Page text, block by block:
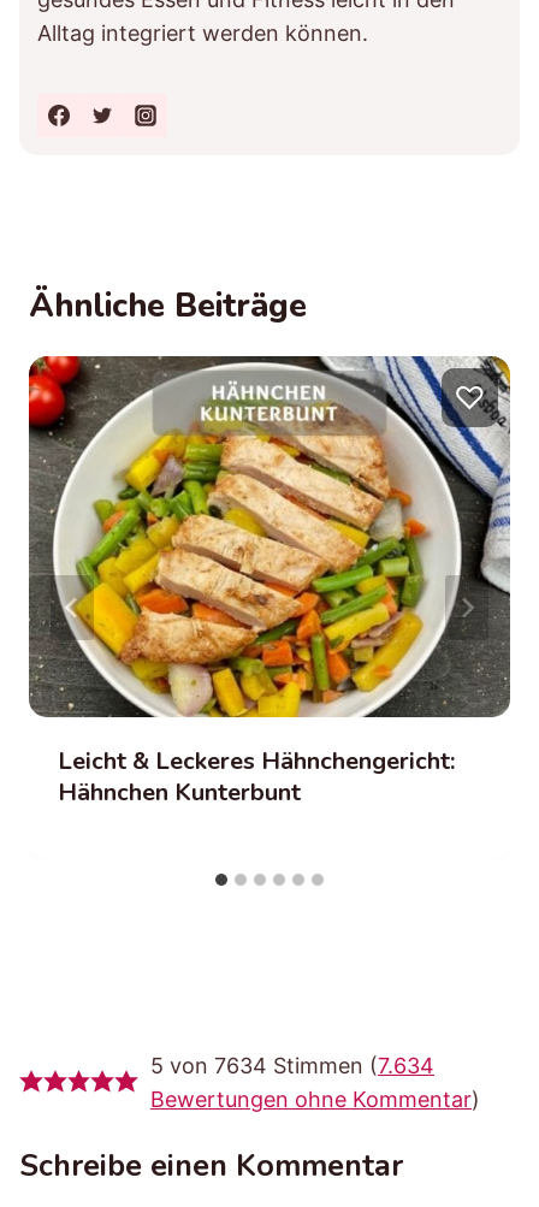
Alltag integriert werden können.
Ähnliche Beiträge
♡
Leicht & Leckeres Hähnchengericht:
Hähnchen Kunterbunt
5 von 7634 Stimmen (7.634
Bewertungen ohne Kommentar)
Schreibe einen Kommentar